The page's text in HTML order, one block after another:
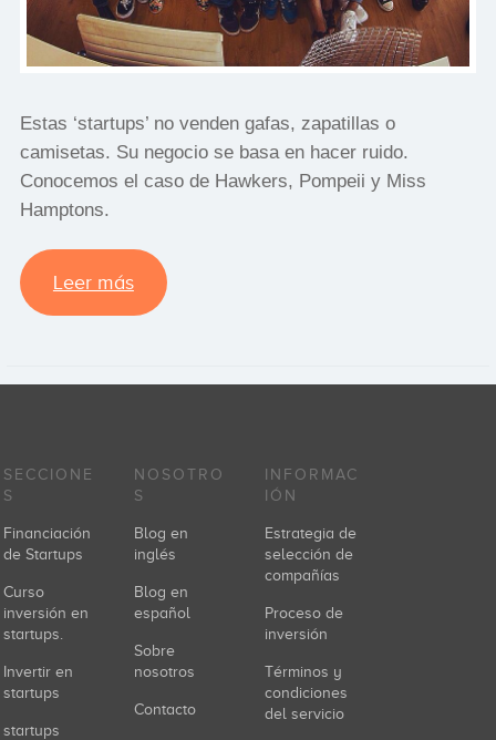
Estas ‘startups’ no venden gafas, zapatillas o
camisetas. Su negocio se basa en hacer ruido.
Conocemos el caso de Hawkers, Pompeii y Miss
Hamptons.
Leer más
SECCIONE
S
Financiación
de Startups
Curso
inversión en
startups.
Invertir en
startups
startups
NOSOTRO
S
Blog en
inglés
Blog en
español
Sobre
nosotros
Contacto
INFORMAC
IÓN
Estrategia de
selección de
compañías
Proceso de
inversión
Términos y
condiciones
del servicio